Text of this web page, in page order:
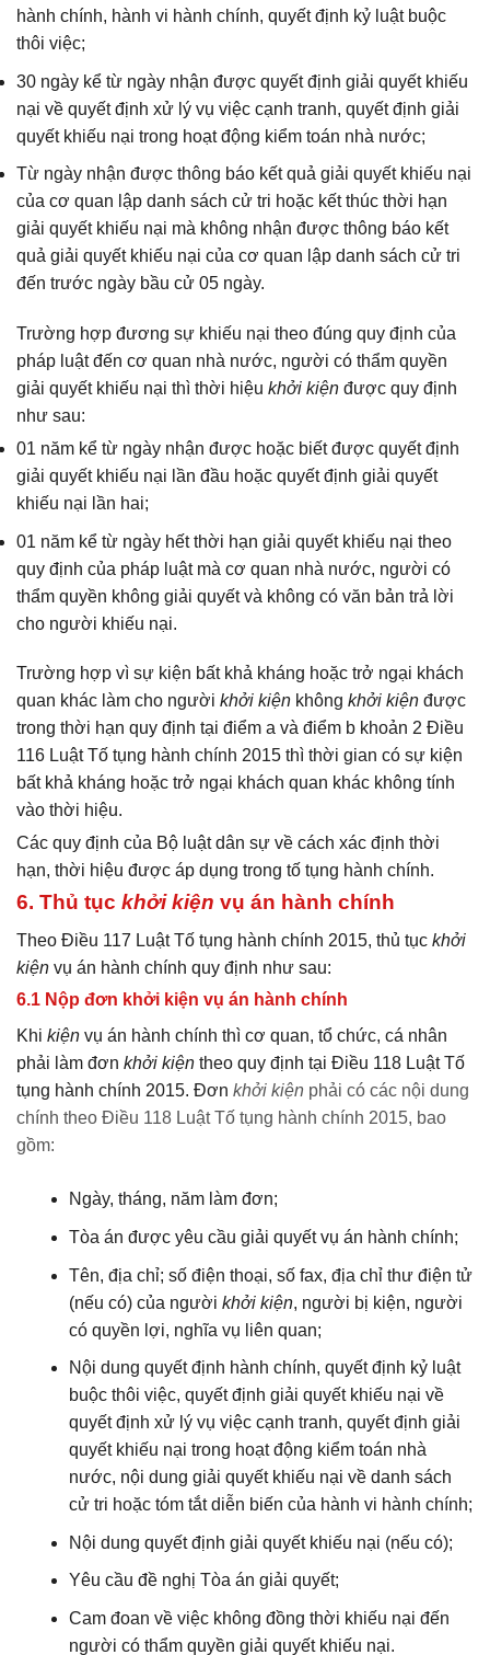
hành chính, hành vi hành chính, quyết định kỷ luật buộc
thôi việc;
30 ngày kể từ ngày nhận được quyết định giải quyết khiếu
nại về quyết định xử lý vụ việc cạnh tranh, quyết định giải
quyết khiếu nại trong hoạt động kiểm toán nhà nước;
Từ ngày nhận được thông báo kết quả giải quyết khiếu nại
của cơ quan lập danh sách cử tri hoặc kết thúc thời hạn
giải quyết khiếu nại mà không nhận được thông báo kết
quả giải quyết khiếu nại của cơ quan lập danh sách cử tri
đến trước ngày bầu cử 05 ngày.
Trường hợp đương sự khiếu nại theo đúng quy định của
pháp luật đến cơ quan nhà nước, người có thẩm quyền
giải quyết khiếu nại thì thời hiệu khởi kiện được quy định
như sau:
01 năm kể từ ngày nhận được hoặc biết được quyết định
giải quyết khiếu nại lần đầu hoặc quyết định giải quyết
khiếu nại lần hai;
01 năm kể từ ngày hết thời hạn giải quyết khiếu nại theo
quy định của pháp luật mà cơ quan nhà nước, người có
thẩm quyền không giải quyết và không có văn bản trả lời
cho người khiếu nại.
Trường hợp vì sự kiện bất khả kháng hoặc trở ngại khách
quan khác làm cho người khởi kiện không khởi kiện được
trong thời hạn quy định tại điểm a và điểm b khoản 2 Điều
116 Luật Tố tụng hành chính 2015 thì thời gian có sự kiện
bất khả kháng hoặc trở ngại khách quan khác không tính
vào thời hiệu.
Các quy định của Bộ luật dân sự về cách xác định thời
hạn, thời hiệu được áp dụng trong tố tụng hành chính.
6. Thủ tục khởi kiện vụ án hành chính
Theo Điều 117 Luật Tố tụng hành chính 2015, thủ tục khởi
kiện vụ án hành chính quy định như sau:
6.1 Nộp đơn khởi kiện vụ án hành chính
Khi kiện vụ án hành chính thì cơ quan, tổ chức, cá nhân
phải làm đơn khởi kiện theo quy định tại Điều 118 Luật Tố
tụng hành chính 2015. Đơn khởi kiện phải có các nội dung
chính theo Điều 118 Luật Tố tụng hành chính 2015, bao
gồm:
Ngày, tháng, năm làm đơn;
Tòa án được yêu cầu giải quyết vụ án hành chính;
Tên, địa chỉ; số điện thoại, số fax, địa chỉ thư điện tử
(nếu có) của người khởi kiện, người bị kiện, người
có quyền lợi, nghĩa vụ liên quan;
Nội dung quyết định hành chính, quyết định kỷ luật
buộc thôi việc, quyết định giải quyết khiếu nại về
quyết định xử lý vụ việc cạnh tranh, quyết định giải
quyết khiếu nại trong hoạt động kiểm toán nhà
nước, nội dung giải quyết khiếu nại về danh sách
cử tri hoặc tóm tắt diễn biến của hành vi hành chính;
Nội dung quyết định giải quyết khiếu nại (nếu có);
Yêu cầu đề nghị Tòa án giải quyết;
Cam đoan về việc không đồng thời khiếu nại đến
người có thẩm quyền giải quyết khiếu nại.